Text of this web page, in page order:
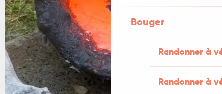
Bouger
Randonner à
Randonner à